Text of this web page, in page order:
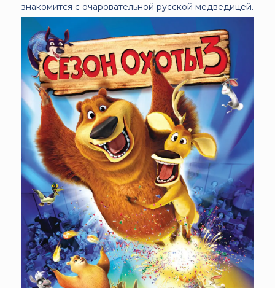
знакомится с очаровательной русской медведицей.